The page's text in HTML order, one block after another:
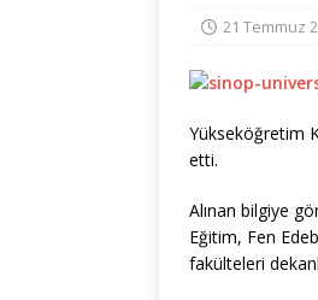
21 Temmuz
Yükseköğretim
etti.
Alınan bilgiye
Eğitim, Fen
fakülteleri